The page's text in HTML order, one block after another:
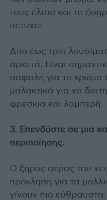
τους έλαια και το
πετύχει.
Δύο έως τρία
αρκετά. Είναι
ασφαλή για το χρώμα
μαλακτικά για να
φρέσκια και λαμπερή.
3. Επενδύστε σε μια
περιποίησης.
Ο ξηρός αέρας του
πρόκληση για τα
γίνουν πιο